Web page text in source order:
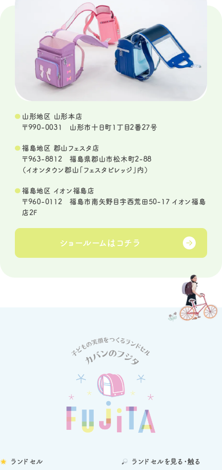
山形地区 山形本店
〒990-0031 山形市十日町1丁目2番27号
福島地区 郡山フェスタ店
〒963-8812 福島県郡山市松木町2-88
（イオンタウン郡山「フェスタビレッジ」内）
福島地区 イオン福島店
〒960-0112 福島市南矢野目字西荒田50-17 イオン福島
店2F
ショールームは コチラ
ランドセル ランドセルを 見る・触る